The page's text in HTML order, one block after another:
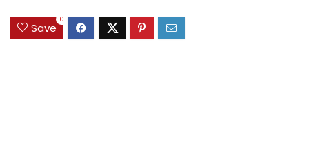
Save
0